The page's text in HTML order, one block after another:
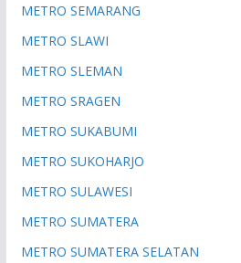
METRO SEMARANG
METRO SLAWI
METRO SLEMAN
METRO SRAGEN
METRO SUKABUMI
METRO SUKOHARJO
METRO SULAWESI
METRO SUMATERA
METRO SUMATERA SELATAN